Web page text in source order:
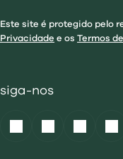
Este site é protegido pelo
Privacidade e os Termos
siga-nos